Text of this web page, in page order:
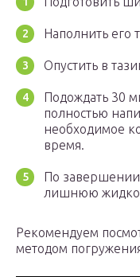
Наполнить его
Опустить в
Подождать 30
полностью
необходимое
время.
По
лишнюю
Рекомендуем
методом